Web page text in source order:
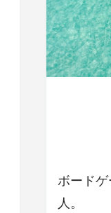
ボード
人。